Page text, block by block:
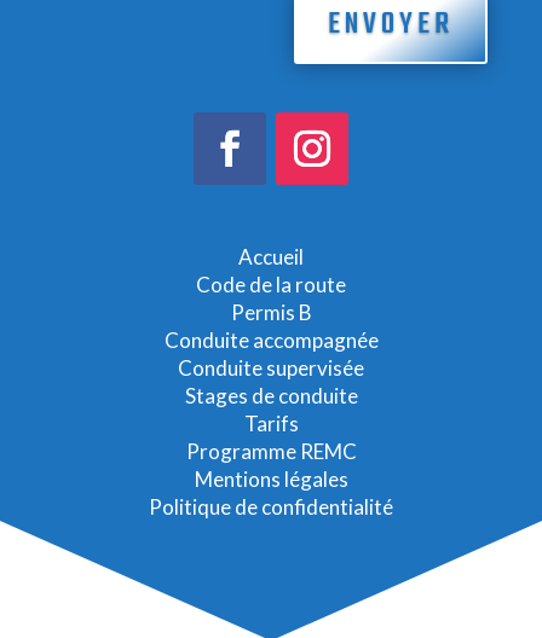
ENVOYER
Accueil
Code de la route
Permis B
Conduite accompagnée
Conduite supervisée
Stages de conduite
Tarifs
Programme REMC
Mentions légales
Politique de confidentialité